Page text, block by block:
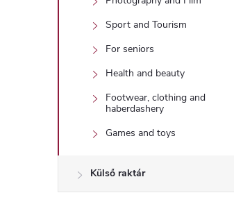
Sport and Tourism
For seniors
Health and beauty
Footwear, clothing and
haberdashery
Games and toys
Külső raktár